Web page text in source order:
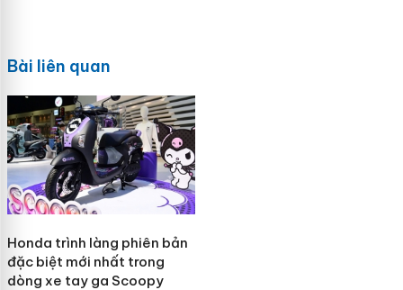
Bài liên quan
Honda trình làng phiên bản
đặc biệt mới nhất trong
dòng xe tay ga Scoopy